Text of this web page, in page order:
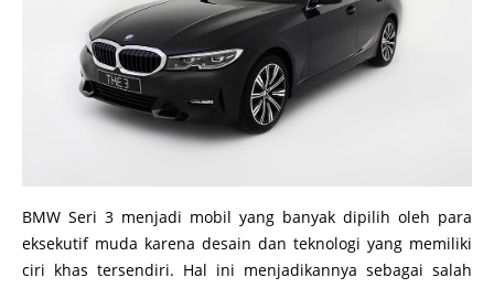
BMW Seri 3 menjadi mobil yang banyak dipilih oleh para
eksekutif muda karena desain dan teknologi yang memiliki
ciri khas tersendiri. Hal ini menjadikannya sebagai salah